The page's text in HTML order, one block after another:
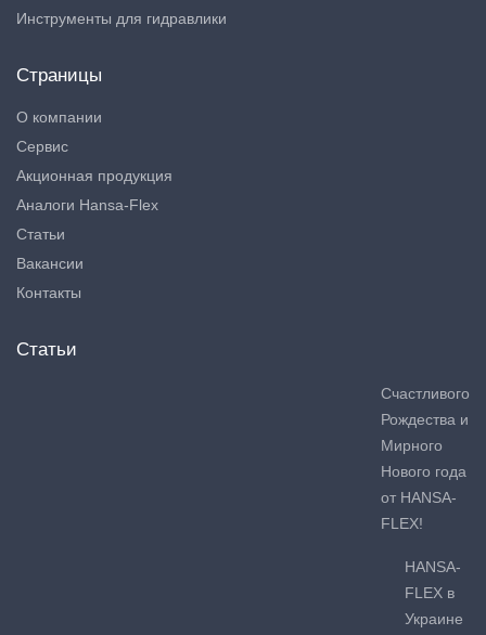
Инструменты для гидравлики
Страницы
О компании
Сервис
Акционная продукция
Аналоги Hansa-Flex
Статьи
Вакансии
Контакты
Статьи
Счастливого
Рождества и
Мирного
Нового года
от HANSA-
FLEX!
HANSA-
FLEX в
Украине